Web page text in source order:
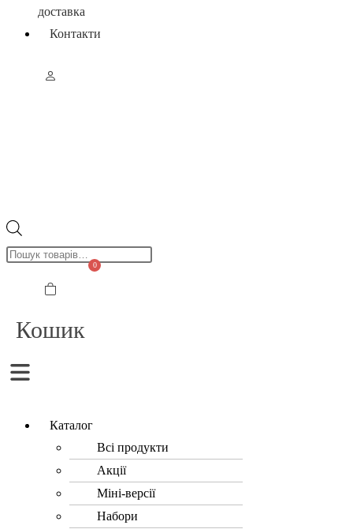
доставка
Контакти
товарів
0
Кошик
Menu
Каталог
Всі продукти
Акції
Міні-версії
Набори